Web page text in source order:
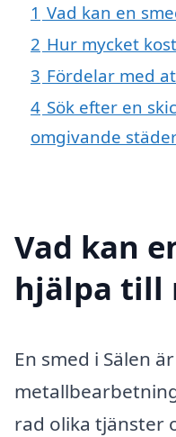
1 Vad kan en
2 Hur mycket
3 Fördelar med
4 Sök efter en
omgivande
Vad kan
hjälpa till
En smed i Sälen
rad olika tjänster